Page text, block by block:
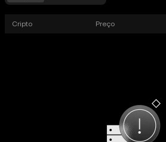
Cripto Preço